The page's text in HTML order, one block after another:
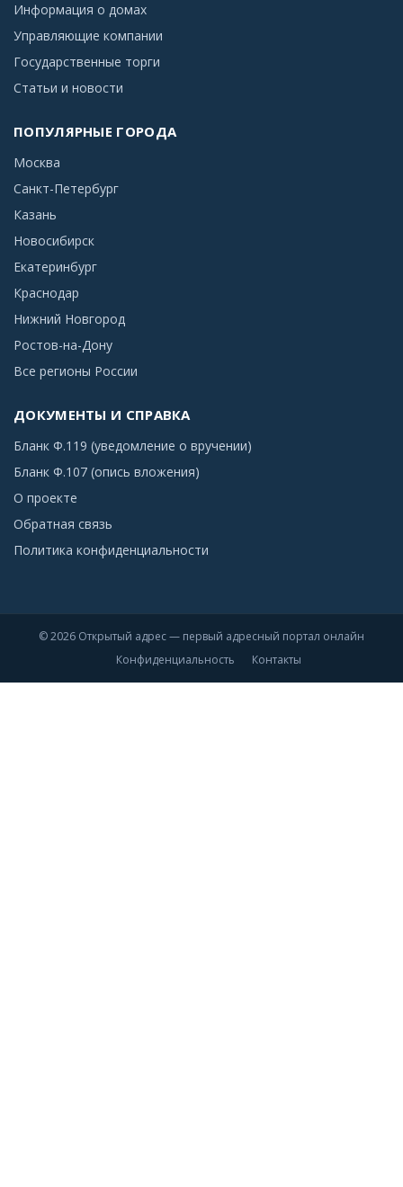
Информация о домах
Управляющие компании
Государственные торги
Статьи и новости
ПОПУЛЯРНЫЕ ГОРОДА
Москва
Санкт-Петербург
Казань
Новосибирск
Екатеринбург
Краснодар
Нижний Новгород
Ростов-на-Дону
Все регионы России
ДОКУМЕНТЫ И СПРАВКА
Бланк Ф.119 (уведомление о вручении)
Бланк Ф.107 (опись вложения)
О проекте
Обратная связь
Политика конфиденциальности
© 2026 Открытый адрес — первый адресный портал онлайн
Конфиденциальность
Контакты